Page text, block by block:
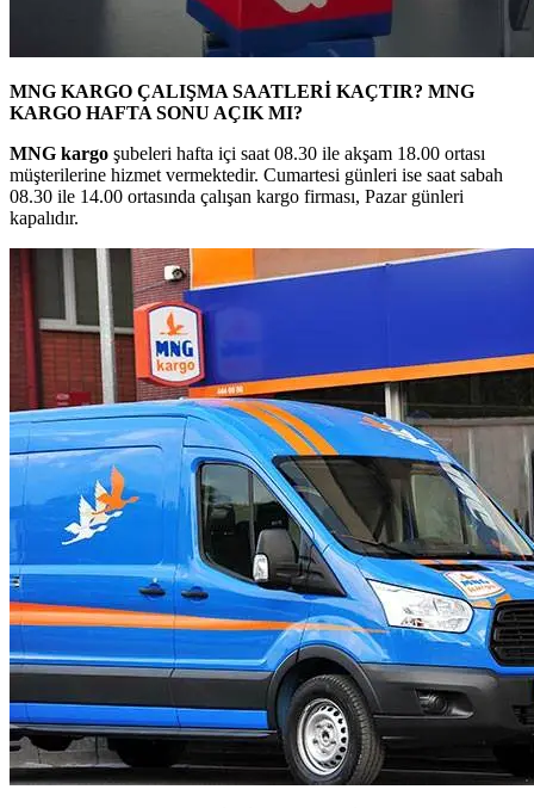
MNG KARGO ÇALIŞMA SAATLERİ KAÇTIR? MNG
KARGO HAFTA SONU AÇIK MI?
MNG kargo şubeleri hafta içi saat 08.30 ile akşam 18.00 ortası
müşterilerine hizmet vermektedir. Cumartesi günleri ise saat sabah
08.30 ile 14.00 ortasında çalışan kargo firması, Pazar günleri
kapalıdır.